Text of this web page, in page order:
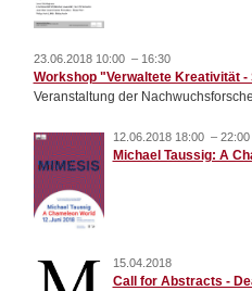
23.06.2018 10:00 – 16:30
Workshop "Verwaltete Kreativität
Veranstaltung der
12.06.2018 18:00 – 22:00
Michael Taussig: A
15.04.2018
Call for Abstracts -